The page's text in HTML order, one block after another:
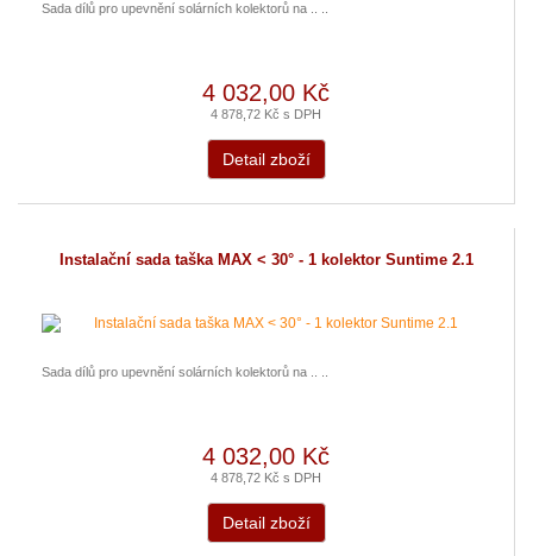
Sada dílů pro upevnění solárních kolektorů na .. ..
4 032,00 Kč
4 878,72 Kč s DPH
Detail zboží
Instalační sada taška MAX < 30° - 1 kolektor Suntime 2.1
Sada dílů pro upevnění solárních kolektorů na .. ..
4 032,00 Kč
4 878,72 Kč s DPH
Detail zboží